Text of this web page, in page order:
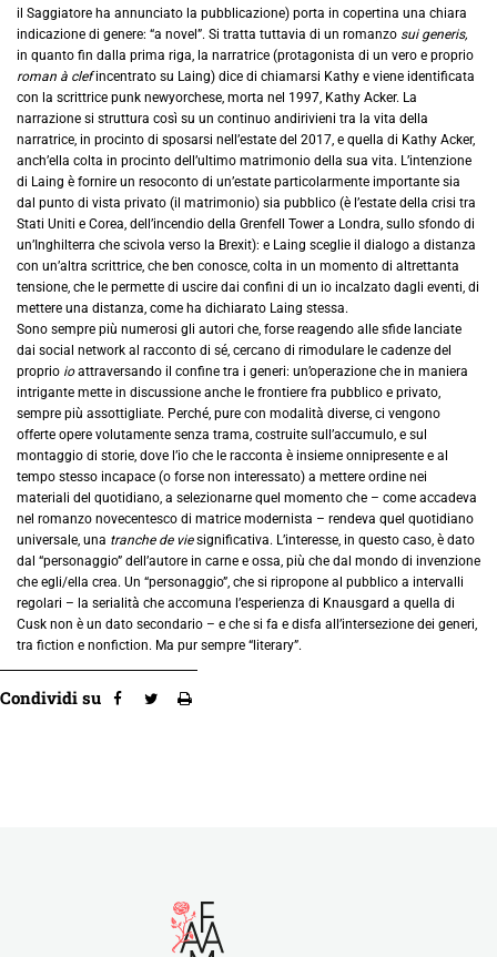
il Saggiatore ha annunciato la pubblicazione) porta in copertina una chiara
indicazione di genere: “a novel”. Si tratta tuttavia di un romanzo sui generis,
in quanto fin dalla prima riga, la narratrice (protagonista di un vero e proprio
roman à clefincentrato su Laing) dice di chiamarsi Kathy e viene identificata
con la scrittrice punk newyorchese, morta nel 1997, Kathy Acker. La
narrazione si struttura così su un continuo andirivieni tra la vita della
narratrice, in procinto di sposarsi nell’estate del 2017, e quella di Kathy Acker,
anch’ella colta in procinto dell’ultimo matrimonio della sua vita. L’intenzione
di Laing è fornire un resoconto di un’estate particolarmente importante sia
dal punto di vista privato (il matrimonio) sia pubblico (è l’estate della crisi tra
Stati Uniti e Corea, dell’incendio della Grenfell Tower a Londra, sullo sfondo di
un’Inghilterra che scivola verso la Brexit): e Laing sceglie il dialogo a distanza
con un’altra scrittrice, che ben conosce, colta in un momento di altrettanta
tensione, che le permette di uscire dai confini di un io incalzato dagli eventi, di
mettere una distanza, come ha dichiarato Laing stessa.
Sono sempre più numerosi gli autori che, forse reagendo alle sfide lanciate
dai social network al racconto di sé, cercano di rimodulare le cadenze del
proprio ioattraversando il confine tra i generi: un’operazione che in maniera
intrigante mette in discussione anche le frontiere fra pubblico e privato,
sempre più assottigliate. Perché, pure con modalità diverse, ci vengono
offerte opere volutamente senza trama, costruite sull’accumulo, e sul
montaggio di storie, dove l’io che le racconta è insieme onnipresente e al
tempo stesso incapace (o forse non interessato) a mettere ordine nei
materiali del quotidiano, a selezionarne quel momento che – come accadeva
nel romanzo novecentesco di matrice modernista – rendeva quel quotidiano
universale, una tranche de viesignificativa. L’interesse, in questo caso, è dato
dal “personaggio” dell’autore in carne e ossa, più che dal mondo di invenzione
che egli/ella crea. Un “personaggio”, che si ripropone al pubblico a intervalli
regolari – la serialità che accomuna l’esperienza di Knausgard a quella di
Cusk non è un dato secondario – e che si fa e disfa all’intersezione dei generi,
tra fiction e nonfiction. Ma pur sempre “literary”.
Condividi su